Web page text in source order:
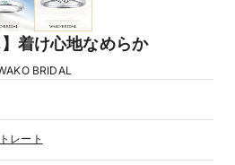
】着け心地なめらか
BRIDAL
レート